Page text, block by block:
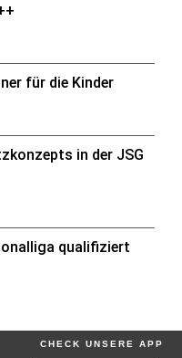
für die Kinder
in der JSG
qualifiziert
CHECK UNSERE APP